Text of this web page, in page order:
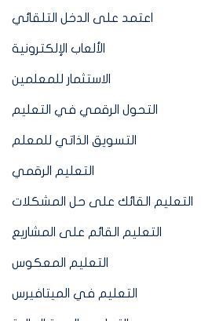
اعتمد على الدخل التلقائي
الألعاب الإلكترونية
الاستثمار للمعلمين
التحول الرقمي في التعليم
التسويق الذاتي للمعلم
التعليم الرقمي
التعليم القائك على حل المشكلات
التعليم القائم على المشاريع
التعليم المعكوس
التعليم في الميتافيرس